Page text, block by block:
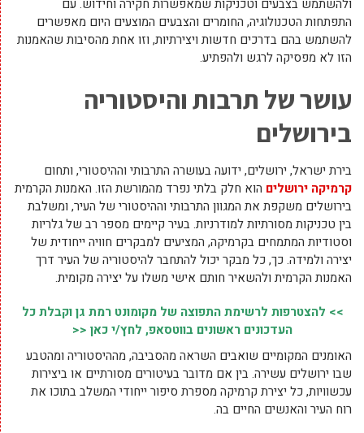
ולהשתמש בצבעים וטכניקות שמאפשרות חקירה וחידוש. עם
התפתחות הטכנולוגיה, החומרים והצבעים המוצעים היום מאפשרים
להשתמש בהם בדרכים חדשות ויצירתיות, וזו אחת מהסיבות שהאמנות
הזו לא מפסיקה לרגש ולהפתיע.
עושר של תרבות והיסטוריה
בירושלים
בירת ישראל, ירושלים, ידועה בעושרה התרבותי וההיסטורי, ותחום
קרמיקה ירושלים הוא חלק בלתי נפרד מהמורשת הזו. האמנות הקרמית
בירושלים משקפת את המגוון התרבותי וההיסטורי של העיר, ומשלבת
בין טכניקות מסורתיות למודרניות. בעיר קיימים מספר רב של גלריות
וסטודיות המתמחים בקרמיקה, המציעים למבקרים חוויה ייחודית של
יצירה ולמידה. כך, כל מבקר יכול להתחבר להיסטוריה של העיר דרך
האמנות הקרמית ולהשאיר חותם אישי משלו על יצירה מקומית.
>> להצטרפות לרשימת התפוצה של מקומונט רמת גן וקבלת כל
העדכונים ראשונים בווטסאפ, לחץ/י כאן <<
האומנים המקומיים שואבים השראה מהסביבה, מההיסטוריה ומהטבע
שבו ירושלים עשירה. בין אם מדובר בעיטורים מסורתיים או ביצירות
עכשוויות, כל יצירת קרמיקה מספרת סיפור ייחודי המשלב בתוכו את
רוח העיר והאנשים החיים בה.